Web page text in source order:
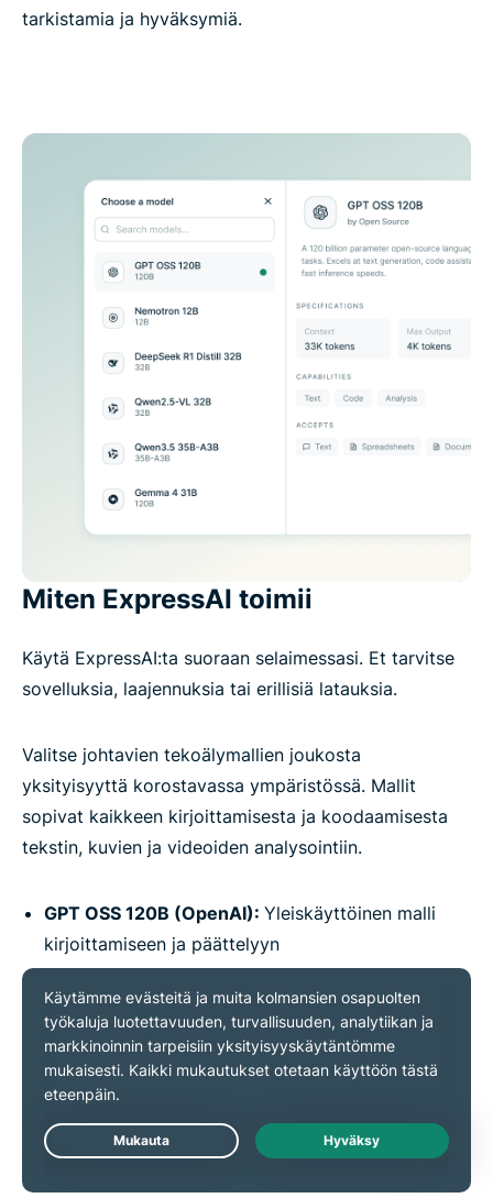
tarkistamia ja hyväksymiä.
Miten ExpressAI toimii
Käytä ExpressAI:ta suoraan selaimessasi. Et tarvitse
sovelluksia, laajennuksia tai erillisiä latauksia.
Valitse johtavien tekoälymallien joukosta
yksityisyyttä korostavassa ympäristössä. Mallit
sopivat kaikkeen kirjoittamisesta ja koodaamisesta
tekstin, kuvien ja videoiden analysointiin.
GPT OSS 120B (OpenAI): Yleiskäyttöinen malli
kirjoittamiseen ja päättelyyn
monivaiheiseen päättelyyn ja analysointiin
Qwen2.5-VL 32B:Multimodaalinen malli
asiakirjojen ja kuvien analysointiin
Qwen3.5 35B-A3B:
koodaamiseen, pitkiin tehtäviin ja monikieliseen
Live Chat